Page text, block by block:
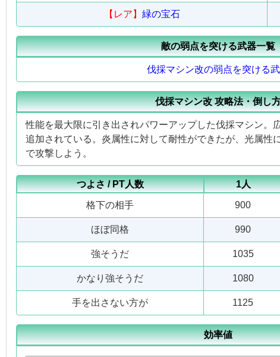
【レア】 緑の宝石
敵の弱点を突ける武器一覧
伐採マシン改の弱点を突ける
伐採マシン改 攻略法・倒し
性能を最大限に引き出されパワーアップした伐採マシン。
追加されている。炎属性に対して耐性ができたが、光属性
で攻撃しよう。
つよさ / PT人数 1人
格下の相手 900
ほぼ同格 990
強そうだ 1035
かなり強そうだ 1080
手を出さない方が 1125
効率値